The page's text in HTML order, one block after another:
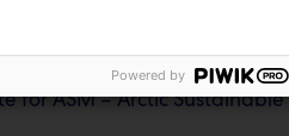
for ASM – Arctic
Powered by